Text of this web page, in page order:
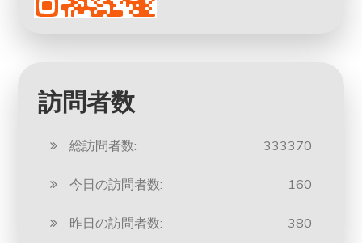
訪問者数
333370
総訪問者数:
160
今日の訪問者数:
380
昨日の訪問者数: